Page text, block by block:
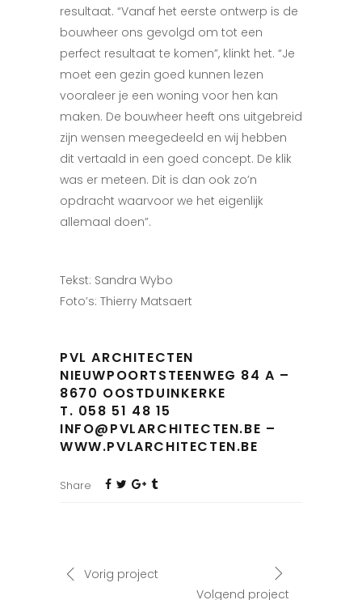
resultaat. “Vanaf het eerste ontwerp is de
bouwheer ons gevolgd om tot een
perfect resultaat te komen”, klinkt het. “Je
moet een gezin goed kunnen lezen
vooraleer je een woning voor hen kan
maken. De bouwheer heeft ons uitgebreid
zijn wensen meegedeeld en wij hebben
dit vertaald in een goed concept. De klik
was er meteen. Dit is dan ook zo’n
opdracht waarvoor we het eigenlijk
allemaal doen”.
Tekst: Sandra Wybo
Foto’s: Thierry Matsaert
PVL ARCHITECTEN
NIEUWPOORTSTEENWEG 84 A –
8670 OOSTDUINKERKE
T. 058 51 48 15
INFO@PVLARCHITECTEN.BE –
WWW.PVLARCHITECTEN.BE
Share
Vorig project
Volgend project